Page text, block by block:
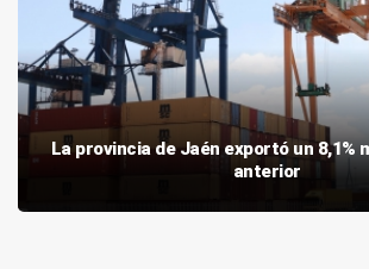
La provincia de Jaén exportó un 8,1%
anterior